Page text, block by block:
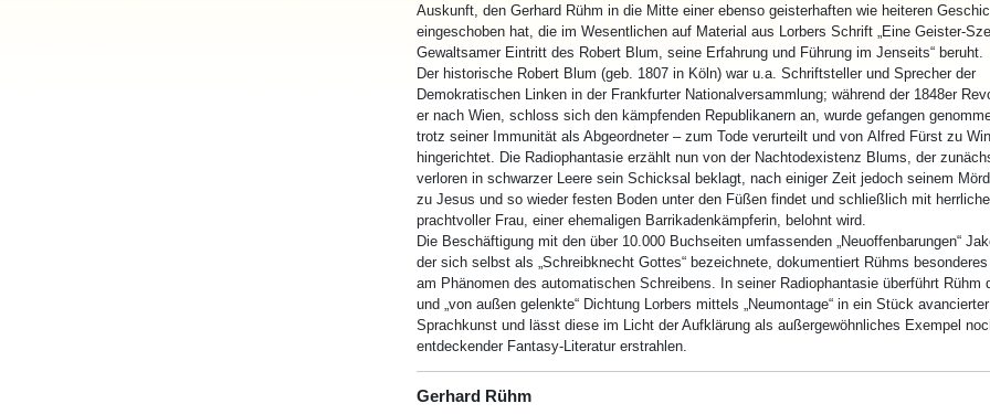
Auskunft, den Gerhard Rühm in die Mitte einer ebenso geisterhaften wie heiteren
eingeschoben hat, die im Wesentlichen auf Material aus Lorbers Schrift „Eine Geister-
Gewaltsamer Eintritt des Robert Blum, seine Erfahrung und Führung im Jenseits“ beruht.
Der historische Robert Blum (geb. 1807 in Köln) war u.a. Schriftsteller und Sprecher der
Demokratischen Linken in der Frankfurter Nationalversammlung; während der 1848er
er nachWien, schloss sich den kämpfenden Republikanern an, wurde gefangen
trotz seiner Immunität als Abgeordneter – zum Tode verurteilt und vonAlfred Fürst zu
hingerichtet. Die Radiophantasie erzählt nun vonder Nachtodexistenz Blums, der
verloren in schwarzer Leere sein Schicksal beklagt, nacheiniger Zeit jedoch seinem
zu Jesus und so wieder festen Boden unter den Füßen findet und schließlich mit
prachtvoller Frau, einer ehemaligen Barrikadenkämpferin, belohnt wird.
Die Beschäftigung mit den über 10.000 Buchseiten umfassenden „Neuoffenbarungen“
der sich selbst als „Schreibknecht Gottes“ bezeichnete, dokumentiert Rühms
am Phänomen des automatischen Schreibens. In seiner Radiophantasie überführt Rühm
und „ vonaußen gelenkte“ Dichtung Lorbers mittels „Neumontage“ in ein Stück avancierter
Sprachkunst und lässt diese im Licht der Aufklärung als außergewöhnliches Exempel
entdeckender Fantasy-Literatur erstrahlen.
Gerhard Rühm